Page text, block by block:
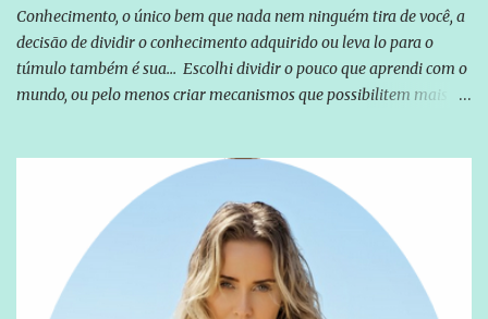
Conhecimento, o único bem que nada nem ninguém tira de você, a
decisão de dividir o conhecimento adquirido ou leva lo para o
túmulo também é sua... Escolhi dividir o pouco que aprendi com o
mundo, ou pelo menos criar mecanismos que possibilitem mais e
empreendedor da comunicação, que além de informação
cotidiana, corriqueira e cada vez mais preocupantes, do tipo que
você já esta acostumado a ver neste espaço, vou trabalhar a ideia
que possibilite distribuir não só informações, mas que gere de
forma consistente a riqueza do conhecimento... Exemplo: o
cidadão brasileiro não precisa só ser informado sobre operações